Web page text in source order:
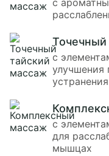
с
Точечный
с
улучшения
с
для
мышцах